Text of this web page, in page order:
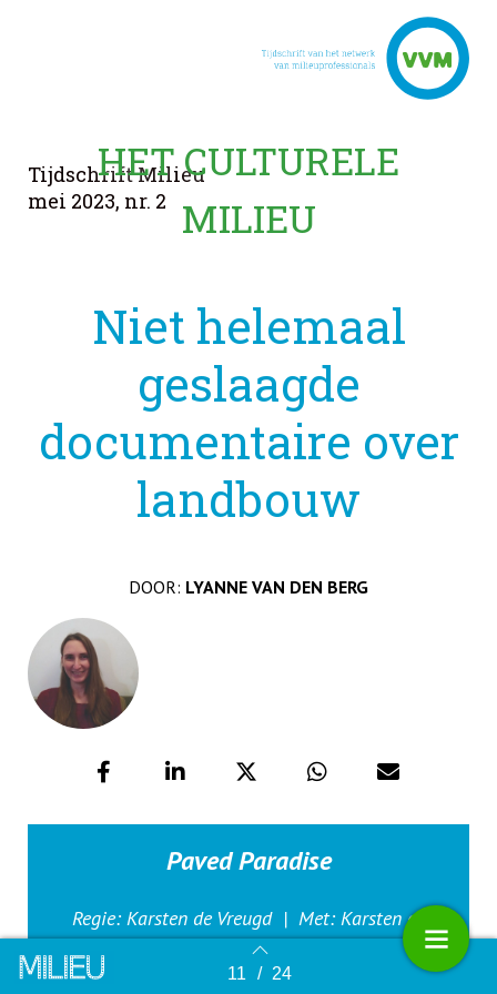
Terug naar overzicht 11 / 24
Tijdschrift Milieu
mei 2023, nr. 2
HET CULTURELE
MILIEU
Niet helemaal
geslaagde
documentaire over
landbouw
DOOR: LYANNE VAN DEN BERG
Paved Paradise
Regie: Karsten de Vreugd | Met: Karsten de
Vreugd en
Hidde Boersma |
Vanaf 23 april in de
bioscopen; vanaf
begin mei (ook) op